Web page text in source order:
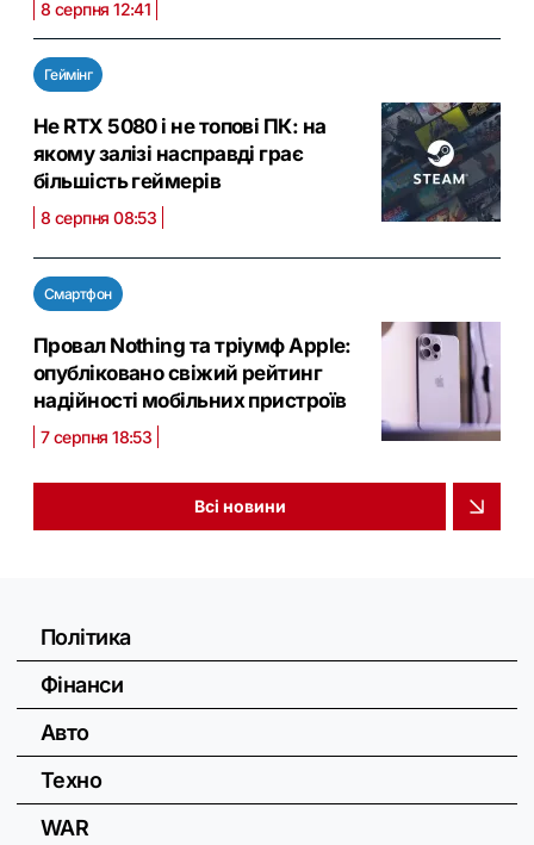
8 серпня 12:41
Геймінг
Не RTX 5080 і не топові ПК: на
якому залізі насправді грає
більшість геймерів
8 серпня 08:53
Смартфон
Провал Nothing та тріумф Apple:
опубліковано свіжий рейтинг
надійності мобільних пристроїв
7 серпня 18:53
Всі новини
Політика
Фінанси
Авто
Техно
WAR